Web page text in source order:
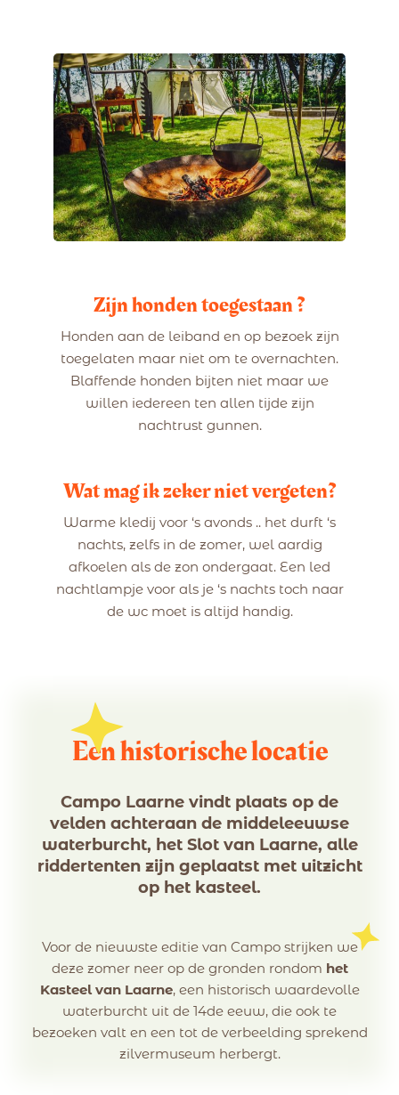
Zijn honden toegestaan ?
Honden aan de leiband en op bezoek zijn
toegelaten maar niet om te overnachten.
Blaffende honden bijten niet maar we
willen iedereen ten allen tijde zijn
nachtrust gunnen.
Wat mag ik zeker niet vergeten?
Warme kledij voor ‘s avonds .. het durft ‘s
nachts, zelfs in de zomer, wel aardig
afkoelen als de zon ondergaat. Een led
nachtlampje voor als je ‘s nachts toch naar
de wc moet is altijd handig.
Een historische locatie
Campo Laarne vindt plaats op de
velden achteraan de middeleeuwse
waterburcht, het Slot van Laarne, alle
riddertenten zijn geplaatst met uitzicht
op het kasteel.
Voor de nieuwste editie van Campo strijken we
deze zomer neer op de gronden rondom het
Kasteel van Laarne, een historisch waardevolle
waterburcht uit de 14de eeuw, die ook te
bezoeken valt en een tot de verbeelding sprekend
zilvermuseum herbergt.